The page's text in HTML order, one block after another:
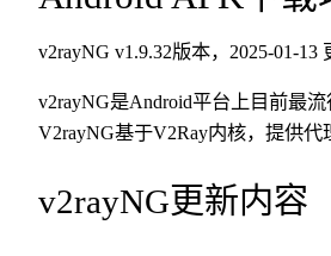
v2rayNG v1.9.32版本，2025-01-13
v2rayNG是Android平台上目前最流
V2rayNG基于V2Ray内核，提供代
v2rayNG更新内容